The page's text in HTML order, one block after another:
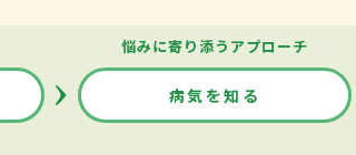
悩みに寄り添うアプローチ
病気を知る